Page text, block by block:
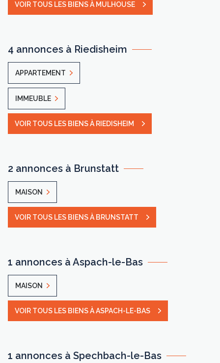
VOIR TOUS LES BIENS À MULHOUSE
4 annonces à Riedisheim
APPARTEMENT
IMMEUBLE
VOIR TOUS LES BIENS À RIEDISHEIM
2 annonces à Brunstatt
MAISON
VOIR TOUS LES BIENS À BRUNSTATT
1 annonces à Aspach-le-Bas
MAISON
VOIR TOUS LES BIENS À ASPACH-LE-BAS
1 annonces à Spechbach-le-Bas